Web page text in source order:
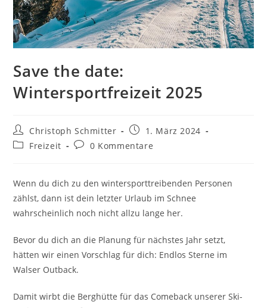
Save the date:
Wintersportfreizeit 2025
Christoph Schmitter
1. März 2024
Freizeit
0 Kommentare
Wenn du dich zu den wintersporttreibenden Personen
zählst, dann ist dein letzter Urlaub im Schnee
wahrscheinlich noch nicht allzu lange her.
Bevor du dich an die Planung für nächstes Jahr setzt,
hätten wir einen Vorschlag für dich: Endlos Sterne im
Walser Outback.
Damit wirbt die Berghütte für das Comeback unserer Ski-